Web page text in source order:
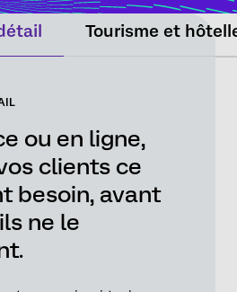
Tourisme et
ou en ligne,
clients ce
besoin, avant
ne le